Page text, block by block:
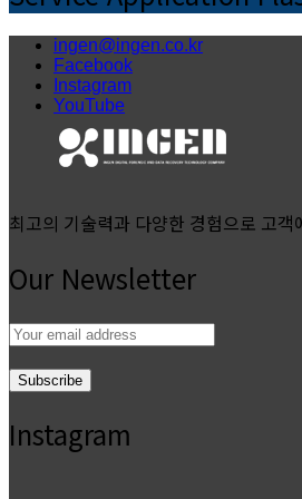
ingen@ingen.co.kr
Facebook
Instagram
YouTube
최고의 기술력과 다양한 경험으로 고
Our Newsletter
Email
address:
Instagram